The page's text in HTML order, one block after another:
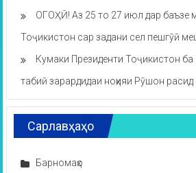
ОГОҲӢ! Аз 25 то 27 июл дар баъзе
Тоҷикистон сар задани сел пешгӯӣ
Кумаки Президенти Тоҷикистон
табиӣ зарардидаи ноҳияи Рӯшон расид
Сарлавҳаҳо
Барномаҳо